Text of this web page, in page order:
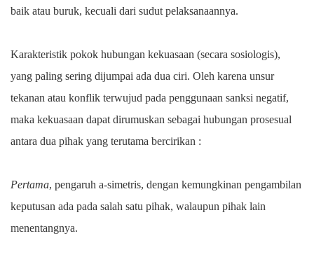
baik atau buruk, kecuali dari sudut pelaksanaannya.
Karakteristik pokok hubungan kekuasaan (secara sosiologis),
yang paling sering dijumpai ada dua ciri. Oleh karena unsur
tekanan atau konflik terwujud pada penggunaan sanksi negatif,
maka kekuasaan dapat dirumuskan sebagai hubungan prosesual
antara dua pihak yang terutama bercirikan :
Pertama, pengaruh a-simetris, dengan kemungkinan pengambilan
keputusan ada pada salah satu pihak, walaupun pihak lain
menentangnya.